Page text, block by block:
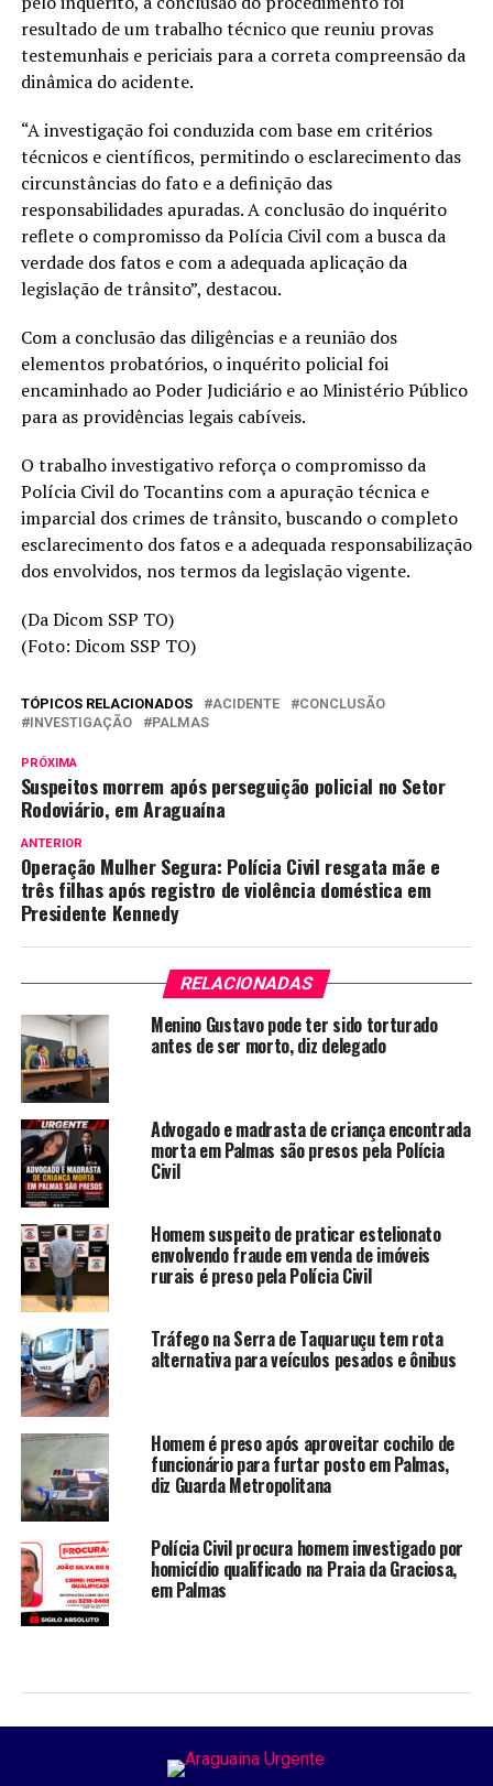
resultado de um trabalho técnico que reuniu provas
testemunhais e periciais para a correta compreensão da
dinâmica do acidente.
“A investigação foi conduzida com base em critérios
técnicos e científicos, permitindo o esclarecimento das
circunstâncias do fato e a definição das
responsabilidades apuradas. A conclusão do inquérito
reflete o compromisso da Polícia Civil com a busca da
verdade dos fatos e com a adequada aplicação da
legislação de trânsito”, destacou.
Com a conclusão das diligências e a reunião dos
elementos probatórios, o inquérito policial foi
encaminhado ao Poder Judiciário e ao Ministério Público
para as providências legais cabíveis.
O trabalho investigativo reforça o compromisso da
Polícia Civil do Tocantins com a apuração técnica e
imparcial dos crimes de trânsito, buscando o completo
esclarecimento dos fatos e a adequada responsabilização
dos envolvidos, nos termos da legislação vigente.
(Da Dicom SSP TO)
(Foto: Dicom SSP TO)
TÓPICOS RELACIONADOS ACIDENTE
CONCLUSÃO
INVESTIGAÇÃO
PALMAS
PRÓXIMA
Suspeitos morrem após perseguição policial no Setor
Rodoviário, em Araguaína
ANTERIOR
Operação Mulher Segura: Polícia Civil resgata mãe e
três filhas após registro de violência doméstica em
Presidente Kennedy
RELACIONADAS
Menino Gustavo pode ter sido torturado
antes de ser morto, diz delegado
Advogado e madrasta de criança encontrada
morta em Palmas são presos pela Polícia
Civil
Homem suspeito de praticar estelionato
envolvendo fraude em venda de imóveis
rurais é preso pela Polícia Civil
Tráfego na Serra de Taquaruçu tem rota
alternativa para veículos pesados e ônibus
Homem é preso após aproveitar cochilo de
funcionário para furtar posto em Palmas,
diz Guarda Metropolitana
Polícia Civil procura homem investigado por
homicídio qualificado na Praia da Graciosa,
em Palmas